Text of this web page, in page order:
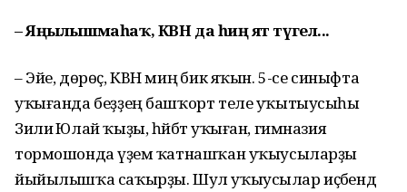
– Яңылышмаһаҡ, КВН да һиңә ят түгел...
– Эйе, дөрөҫ, КВН миңә бик яҡын. 5-се синыфта
уҡығанда беҙҙең башҡорт теле уҡытыусыһы
Зилиә Юлай ҡыҙы, һәйбәт уҡыған, гимназия
тормошонда әүҙем ҡатнашҡан уҡыусыларҙы
йыйылышҡа саҡырҙы. Шул уҡыусылар иҫәбендә